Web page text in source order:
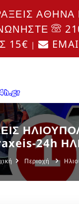
ΑΘΗΝΑ
15€ |
24h
Περιοχή